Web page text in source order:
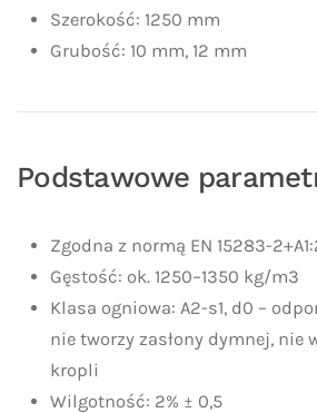
Szerokość: 1250 mm
Grubość: 10 mm, 12 mm
Podstawowe
Zgodna z normą EN 15283-
Gęstość: ok. 1250–1350 kg/m3
Klasa ogniowa: A2-s1, d0 –
nie tworzy zasłony dymnej, nie
kropli
Wilgotność: 2% ± 0,5